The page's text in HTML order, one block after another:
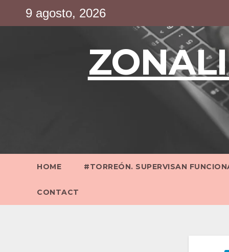
9 agosto, 2026
HOME #TORREÓN. SUPERVISAN
CONTACT